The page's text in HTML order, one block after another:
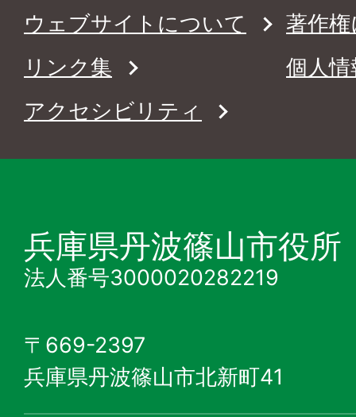
ウェブサイトについて
著作
リンク集
個人
アクセシビリティ
兵庫県丹波篠山市役所
法人番号3000020282219
〒669-2397
兵庫県丹波篠山市北新町41